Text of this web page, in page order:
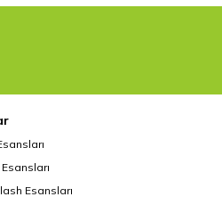
Esansları